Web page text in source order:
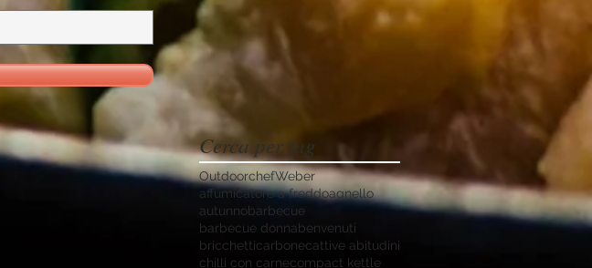
Cerca per tag
OutdoorchefWeber
affumicatore a freddoagnello
autunnobarbecue
barbecue donnabenvenuti
bricchetticarbonecattive abitudini
chilli con carnecompact kettle